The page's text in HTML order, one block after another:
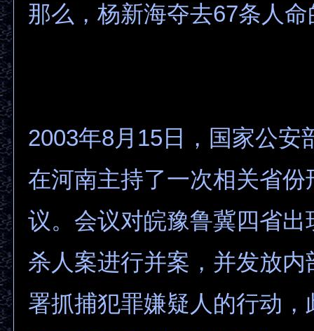
那么，杨新海夺去67条人
2003年8月15日，国家公安
在河南主持了一次相关省份
议。会议对皖豫鲁冀四省出
杀人案进行并案，并发放内
署抓捕犯罪嫌疑人的行动，